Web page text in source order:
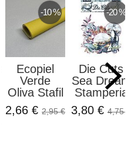
-10 %
Ecopiel
Verde
Oliva Stafil
2,66 € 2,95 €
-20 %
Die Cuts
Sea Dream
Stamperia
3,80 € 4,75 €